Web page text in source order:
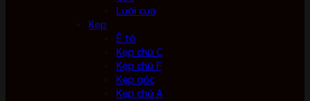
Lưỡi cưa
Kẹp
Ê tô
Kẹp chữ C
Kẹp chữ F
Kẹp góc
Kẹp chữ A